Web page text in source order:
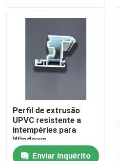
Sobre nós
Controle da qualidade
Contacte-nos
Perfil de extrusão
UPVC resistente a
intempéries para
Windows
Enviar inquérito